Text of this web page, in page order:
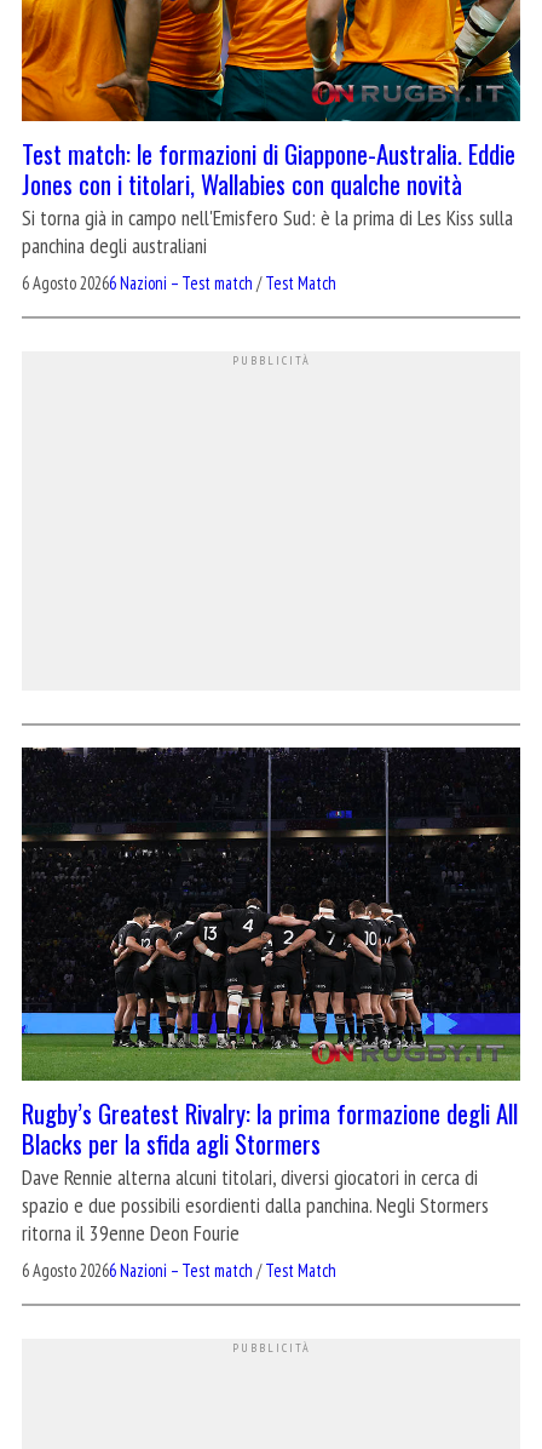
Test match: le formazioni di Giappone-Australia. Eddie
Jones con i titolari, Wallabies con qualche novità
Si torna già in campo nell'Emisfero Sud: è la prima di Les Kiss sulla
panchina degli australiani
6 Agosto 20266 Nazioni – Test match /Test Match
Rugby’s Greatest Rivalry: la prima formazione degli All
Blacks per la sfida agli Stormers
Dave Rennie alterna alcuni titolari, diversi giocatori in cerca di
spazio e due possibili esordienti dalla panchina. Negli Stormers
ritorna il 39enne Deon Fourie
6 Agosto 20266 Nazioni – Test match /Test Match